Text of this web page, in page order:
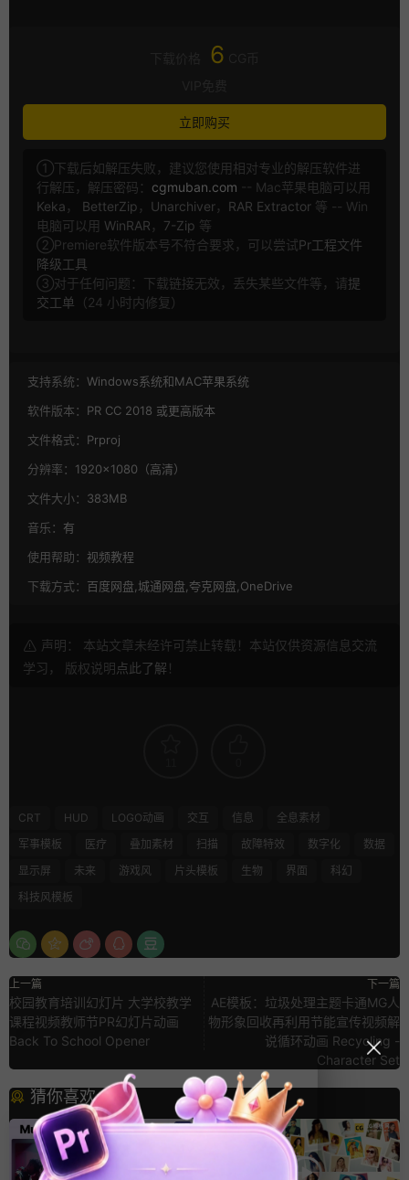
6
立即购买
①下载后如解压失败，建议您使用相对专业的解压软件进
行解压，解压密码： cgmuban.com -- Mac苹果电脑可以用
Keka ， BetterZip ， Unarchiver， RAR Extractor 等 -- Win
电脑可以用 WinRAR ， 7-Zip 等
②Premiere软件版本号不符合要求，可以尝试Pr工程文件
降级工具
③对于任何问题：下载链接无效，丢失某些文件等，请提
交工单 （24 小时内修复）
支持系统： Windows系统和MAC苹果系统
软件版本： PR CC 2018 或更高版本
文件格式： Prproj
分辨率： 1920×1080（高清）
文件大小： 383MB
音乐： 有
使用帮助： 视频教程
下载方式： 百度网盘,城通网盘,夸克网盘,OneDrive
声明： 本站文章未经许可禁止转载！本站仅供资源信息交流
学习， 版权说明点此了解 ！
CRT HUD LOGO动画 交互 信息
全息素材
军事模板
医疗 叠加素材 扫描 故障特效 数字化
数据
显示屏
未来 游戏风 片头模板 生物 界面
科幻
科技风模板
上一篇
校园教育培训幻灯片 大学校教学
课程视频教师节PR幻灯片动画
Back To School Opener
下一篇
AE模板：垃圾处理主题卡通MG人
物形象回收再利用节能宣传视频解
说循环动画 Recycling -
Character Set
猜你喜欢